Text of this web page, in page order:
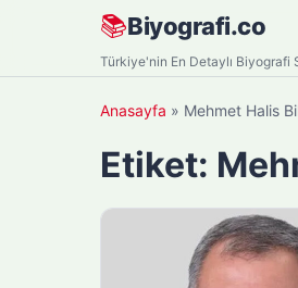
📚Biyografi.co
Türkiye'nin En Detaylı Biyografi
Anasayfa » Mehmet Halis
Etiket: